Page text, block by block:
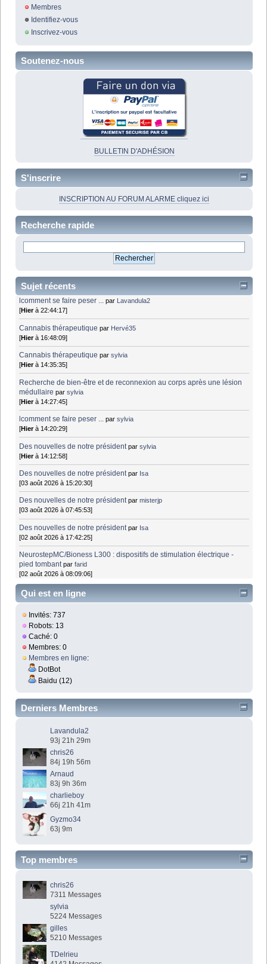
Membres
Identifiez-vous
Inscrivez-vous
Soutenez-nous
BULLETIN D'ADHÉSION
S'inscrire
INSCRIPTION AU FORUM ALARME cliquez ici
Recherche rapide
Sujet récents
lcomment se faire peser ... par Lavandula2
[Hierà 22:44:17]
Cannabis thérapeutique par Hervé35
[Hierà 16:48:09]
Cannabis thérapeutique parsylvia
[Hierà 14:35:35]
Recherche de bien-être et de reconnexion au corps après une lésion
médullaire parsylvia
[Hierà 14:27:45]
lcomment se faire peser ... parsylvia
[Hierà 14:20:29]
Des nouvelles de notre président parsylvia
[Hierà 14:12:58]
Des nouvelles de notre président par Isa
[03 août 2026 à 15:20:30]
Des nouvelles de notre président parmisterjp
[03 août 2026 à 07:45:53]
Des nouvelles de notre président par Isa
[02 août 2026 à 17:42:25]
NeurostepMC/Bioness L300 : dispositifs de stimulation électrique -
pied tombant parfarid
[02 août 2026 à 08:09:06]
Qui est en ligne
Invités: 737
Robots: 13
Caché: 0
Membres: 0
Membres en ligne:
DotBot
Baidu (12)
Derniers Membres
Lavandula2
93j 21h 29m
chris26
84j 19h 56m
Arnaud
83j 9h 36m
charlieboy
66j 21h 41m
Gyzmo34
63j 9m
Top membres
chris26
7311 Messages
sylvia
5224 Messages
gilles
5210 Messages
TDelrieu